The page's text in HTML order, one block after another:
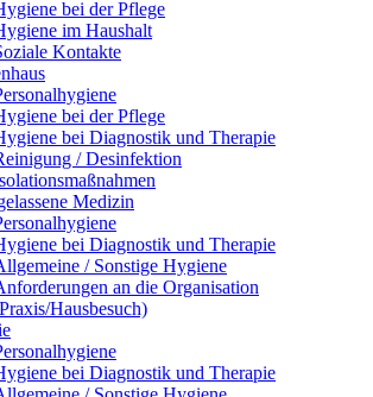
bei der Pflege
im Haushalt
Kontakte
bei der Pflege
bei Diagnostik und Therapie
/ Desinfektion
Medizin
bei Diagnostik und Therapie
/ Sonstige Hygiene
an die Organisation
Hausbesuch)
bei Diagnostik und Therapie